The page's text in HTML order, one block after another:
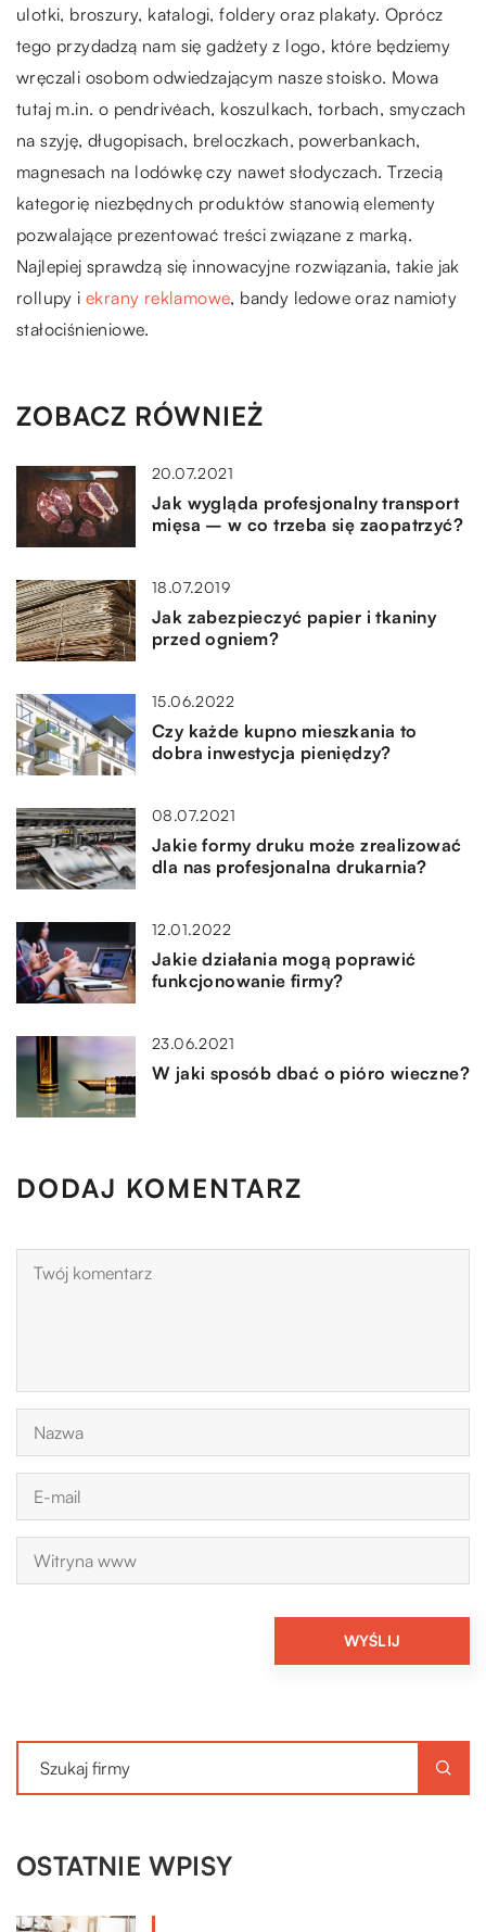
ulotki, broszury, katalogi, foldery oraz plakaty. Oprócz
tego przydadzą nam się gadżety z logo, które będziemy
wręczali osobom odwiedzającym nasze stoisko. Mowa
tutaj m.in. o pendrive`ach, koszulkach, torbach, smyczach
na szyję, długopisach, breloczkach, powerbankach,
magnesach na lodówkę czy nawet słodyczach. Trzecią
kategorię niezbędnych produktów stanowią elementy
pozwalające prezentować treści związane z marką.
Najlepiej sprawdzą się innowacyjne rozwiązania, takie jak
rollupy iekrany reklamowe, bandy ledowe oraz namioty
stałociśnieniowe.
ZOBACZ RÓWNIEŻ
20.07.2021
Jak wygląda profesjonalny transport
mięsa – w co trzeba się zaopatrzyć?
18.07.2019
Jak zabezpieczyć papier i tkaniny
przed ogniem?
15.06.2022
Czy każde kupno mieszkania to
dobra inwestycja pieniędzy?
08.07.2021
Jakie formy druku może zrealizować
dla nas profesjonalna drukarnia?
12.01.2022
Jakie działania mogą poprawić
funkcjonowanie firmy?
23.06.2021
W jaki sposób dbać o pióro wieczne?
DODAJ KOMENTARZ
OSTATNIE WPISY